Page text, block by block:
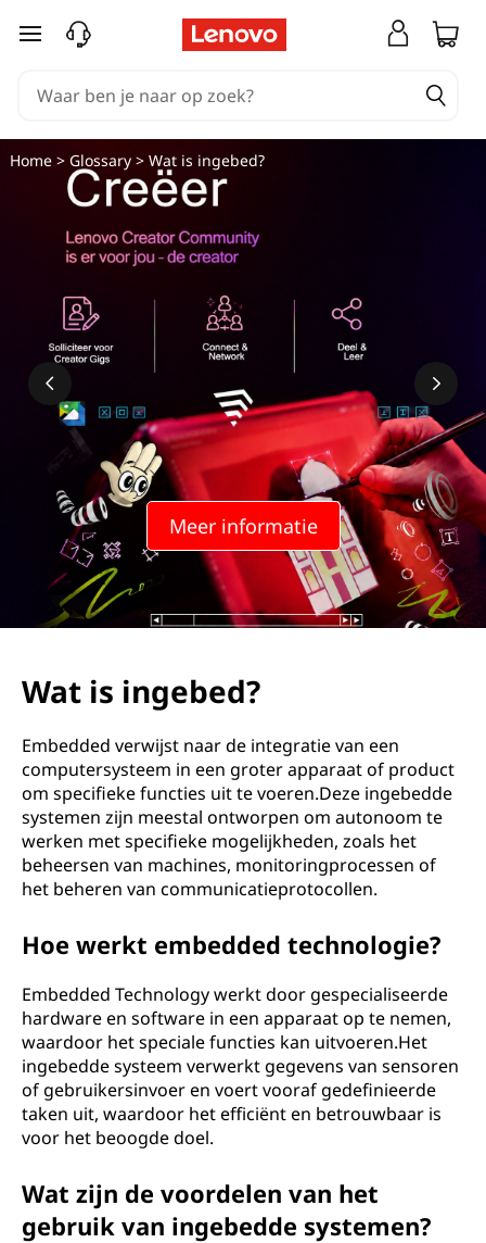
W
Ga naar de hoofdinhoud
Meer informatie
Home> Glossary> Wat is ingebed?
Wat is ingebed?
Embedded verwijst naar de integratie van een
computersysteem in een groter apparaat of product
om specifieke functies uit te voeren.Deze ingebedde
systemen zijn meestal ontworpen om autonoom te
werken met specifieke mogelijkheden, zoals het
beheersen van machines, monitoringprocessen of
het beheren van communicatieprotocollen.
Hoe werkt embedded technologie?
Embedded Technology werkt door gespecialiseerde
hardware en software in een apparaat op te nemen,
waardoor het speciale functies kan uitvoeren.Het
ingebedde systeem verwerkt gegevens van sensoren
of gebruikersinvoer en voert vooraf gedefinieerde
taken uit, waardoor het efficiënt en betrouwbaar is
voor het beoogde doel.
Wat zijn de voordelen van het
gebruik van ingebedde systemen?